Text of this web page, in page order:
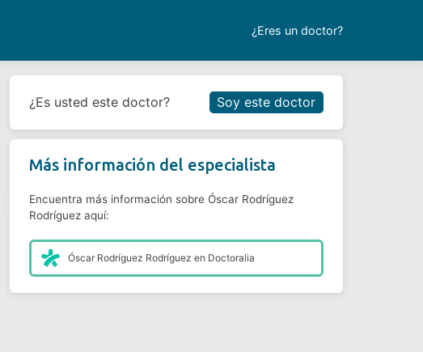
¿Eres un doctor?
Reservar cita
¿Es usted este doctor? Soy este doctor
Más información del especialista
Encuentra más información sobre Óscar Rodríguez
Rodríguez aquí:
Óscar Rodríguez Rodríguez en Doctoralia